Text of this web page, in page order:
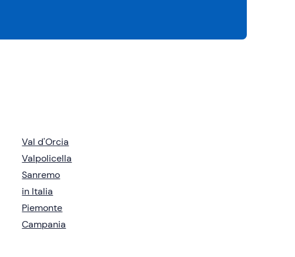
Val d'Orcia
Valpolicella
Sanremo
in Italia
Piemonte
Campania